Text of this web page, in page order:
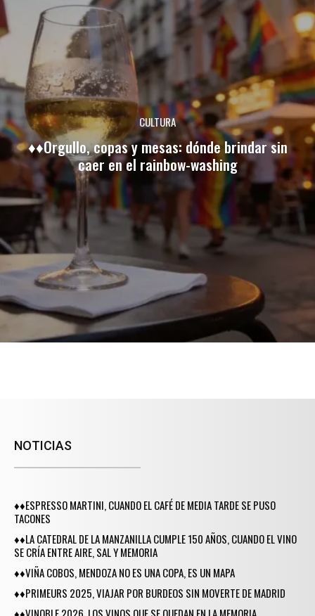
CULTURA
♦♦Orgullo, copas y mesas: dónde brindar sin
caer en el rainbow-washing
NOTICIAS
♦♦ESPRESSO MARTINI, CUANDO EL CAFÉ DE MEDIA TARDE SE PUSO
TACONES
♦♦LA CATEDRAL DE LA MANZANILLA CUMPLE 150 AÑOS, CUANDO EL VINO
SE CRÍA ENTRE AIRE, SAL Y MEMORIA
♦♦VIÑA COBOS, MENDOZA NO ES UNA COPA, ES UN MAPA
♦♦PRIMEURS 2025, VIAJAR POR BURDEOS SIN MOVERTE DE MADRID